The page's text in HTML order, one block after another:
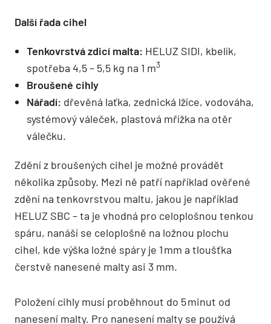
Další řada cihel
Tenkovrstvá zdicí malta: HELUZ SIDI, kbelík,
spotřeba 4,5 – 5,5 kg na 1 m3
Broušené cihly
Nářadí: dřevěná laťka, zednická lžíce, vodováha,
systémový váleček, plastová mřížka na otěr
válečku.
Zdění z broušených cihel je možné provádět
několika způsoby. Mezi ně patří například ověřené
zdění na tenkovrstvou maltu, jakou je například
HELUZ SBC – ta je vhodná pro celoplošnou tenkou
spáru, nanáší se celoplošně na ložnou plochu
cihel, kde výška ložné spáry je 1 mm a tloušťka
čerstvě nanesené malty asi 3 mm.
Položení cihly musí proběhnout do 5 minut od
nanesení malty. Pro nanesení malty se používá